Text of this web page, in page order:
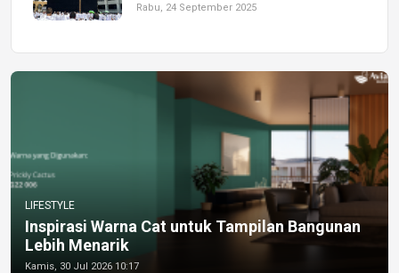
Rabu, 24 September 2025
LIFESTYLE
Inspirasi Warna Cat untuk Tampilan Bangunan
Lebih Menarik
Kamis, 30 Jul 2026 10:17